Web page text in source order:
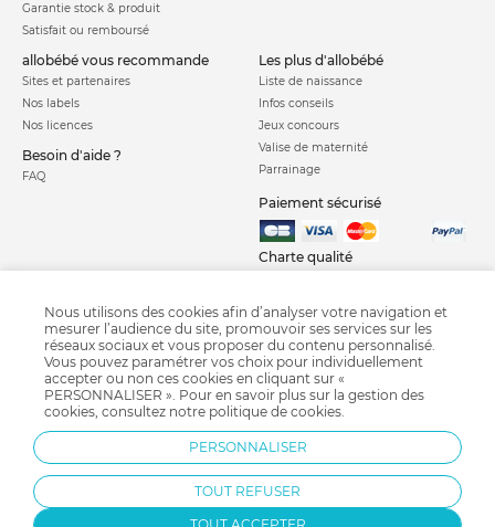
Garantie stock & produit
Satisfait ou remboursé
allobébé vous recommande
Sites et partenaires
Nos labels
Nos licences
Besoin d'aide ?
FAQ
les plus d'allobébé
Liste de naissance
Infos conseils
Jeux concours
Valise de maternité
Parrainage
Paiement sécurisé
Charte qualité
Courbe de croissance Crash test siège auto
Calendrier chinois
Bi-Oil
Fête des pères
Nous utilisons des cookies afin d’analyser votre navigation et
mesurer l’audience du site, promouvoir ses services sur les
réseaux sociaux et vous proposer du contenu personnalisé.
Vous pouvez paramétrer vos choix pour individuellement
accepter ou non ces cookies en cliquant sur «
PERSONNALISER ». Pour en savoir plus sur la gestion des
cookies, consultez notre politique de cookies.
PERSONNALISER
TOUT REFUSER